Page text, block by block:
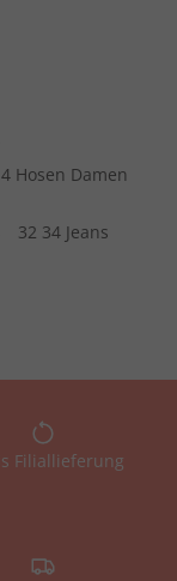
Hosen Damen
32 34 Jeans
Filiallieferung